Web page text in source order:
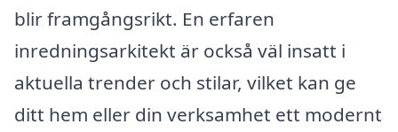
blir framgångsrikt. En erfaren
inredningsarkitekt är också väl insatt i
aktuella trender och stilar, vilket kan ge
ditt hem eller din verksamhet ett modernt